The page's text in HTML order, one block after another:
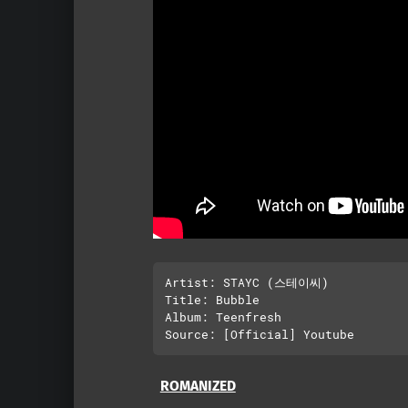
Artist: STAYC (스테이씨)
Title: Bubble
Album: Teenfresh
ROMANIZED